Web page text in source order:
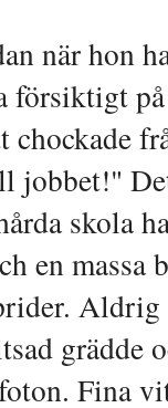
när hon
försiktigt
chockade
jobbet!"
skola
en
grädde
Fina